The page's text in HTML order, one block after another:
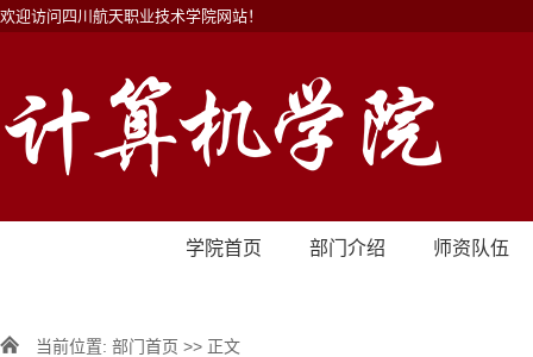
欢迎访问四川航天职业技术学院网站！
学院首页 部门介绍 师资队伍
当前位置: 部门首页 >> 正文